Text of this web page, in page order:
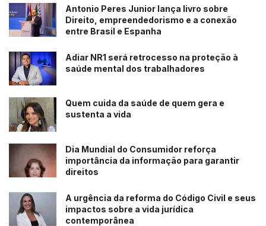
Antonio Peres Junior lança livro sobre
Direito, empreendedorismo e a conexão
entre Brasil e Espanha
Adiar NR1 será retrocesso na proteção à
saúde mental dos trabalhadores
Quem cuida da saúde de quem gera e
sustenta a vida
Dia Mundial do Consumidor reforça
importância da informação para garantir
direitos
A urgência da reforma do Código Civil e seus
impactos sobre a vida jurídica
contemporânea